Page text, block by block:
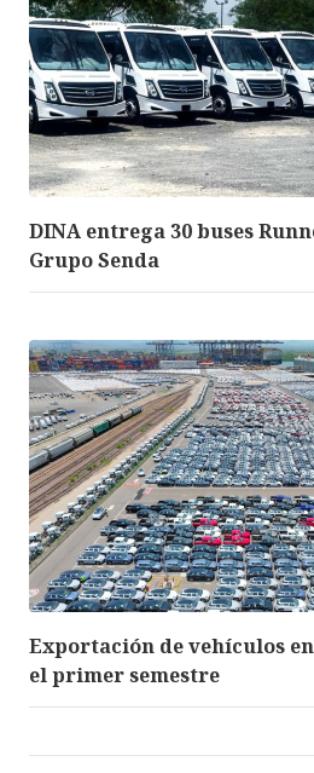
DINA entrega 30 buses
Grupo Senda
Exportación de vehículos
el primer semestre